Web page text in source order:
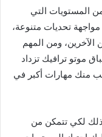
المستويات التي
مواجهة تحديات متنوعة،
ومن المهم
موتو ترافيك تزداد
منك مهارات أكبر في
لكي تتمكن من